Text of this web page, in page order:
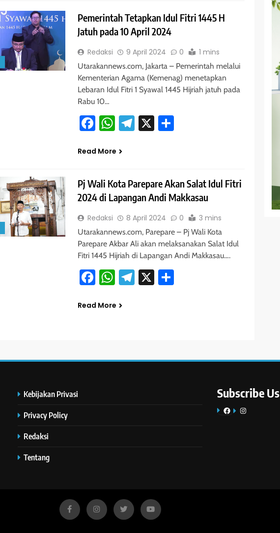
Pemerintah Tetapkan Idul Fitri 1445 H
Jatuh pada 10 April 2024
Redaksi 9 April 2024 0 1 mins
Utarakannews.com, Jakarta – Pemerintah melalui
Kementerian Agama (Kemenag) menetapkan
Lebaran Idul Fitri 1 Syawal 1445 Hijriah jatuh pada
Rabu 10…
Facebook
WhatsApp
Telegram
X Share
Read More
Pj Wali Kota Parepare Akan Salat Idul Fitri
2024 di Lapangan Andi Makkasau
Redaksi 8 April 2024 0 3 mins
Utarakannews.com, Parepare – Pj Wali Kota
Parepare Akbar Ali akan melaksanakan Salat Idul
Fitri 1445 Hijriah di Lapangan Andi Makkasau….
Facebook
WhatsApp
Telegram
X Share
Read More
Kebijakan Privasi
Privacy Policy
Redaksi
Tentang
Subscribe Us
FacebookInstagram